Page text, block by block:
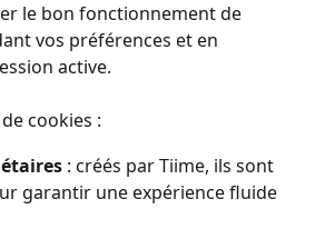
le bon fonctionnement de
vos préférences et en
active.
cookies :
: créés par Tiime, ils sont
garantir une expérience fluide